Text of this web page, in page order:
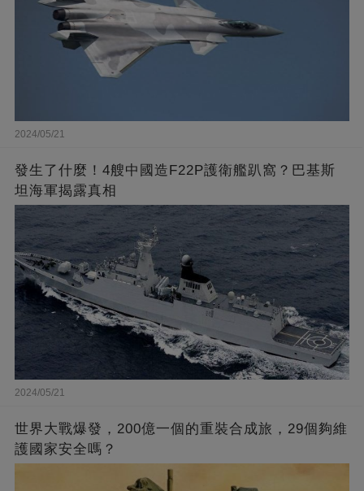
2024/05/21
發生了什麼！4艘中國造F22P護衛艦趴窩？巴基斯
坦海軍揭露真相
2024/05/21
世界大戰爆發，200億一個的重裝合成旅，29個夠維
護國家安全嗎？